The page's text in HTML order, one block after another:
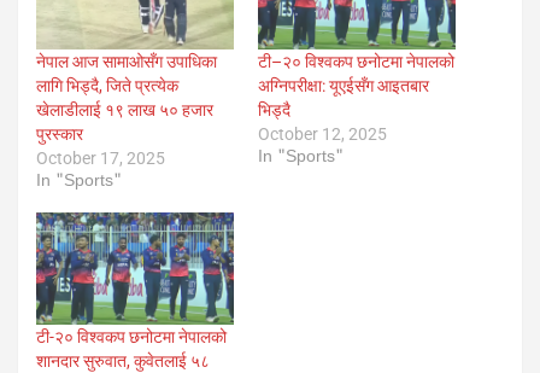
नेपाल आज सामाओसँग उपाधिका
लागि भिड्दै, जिते प्रत्येक
खेलाडीलाई १९ लाख ५० हजार
पुरस्कार
October 17, 2025
In "Sports"
टी–२० विश्वकप छनोटमा नेपालको
अग्निपरीक्षा: यूएईसँग आइतबार
भिड्दै
October 12, 2025
In "Sports"
टी-२० विश्वकप छनोटमा नेपालको
शानदार सुरुवात, कुवेतलाई ५८